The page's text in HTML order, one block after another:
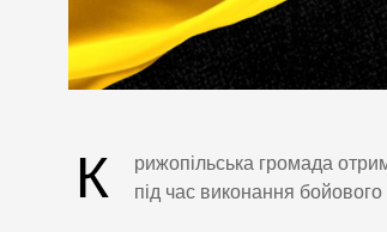
К рижопільська громада
під час виконання